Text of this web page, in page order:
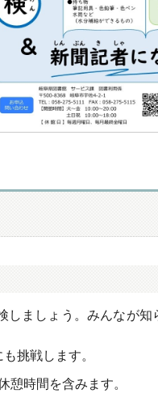
しましょう。みんなが知
挑戦します。
時間を含みます。